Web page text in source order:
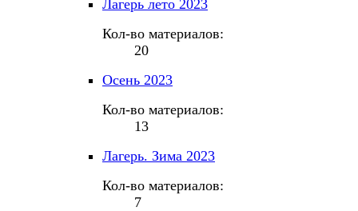
Лагерь лето 2023
Кол-во материалов:
20
Осень 2023
Кол-во материалов:
13
Лагерь. Зима 2023
Кол-во материалов:
7